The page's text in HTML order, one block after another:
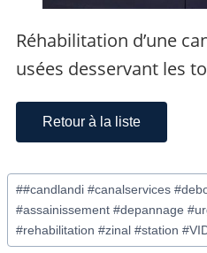
Réhabilitation d’une
usées desservant les
Retour à la liste
##candlandi #canalservices
#assainissement #depannage
#rehabilitation #zinal #station